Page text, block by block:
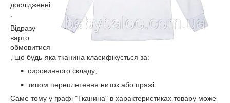
дослідженні
Відразу
варто
обмовитися
, що будь-яка тканина класифікується за:
сировинного складу;
типом переплетення ниток або пряжі.
Саме тому у графі "Тканина" в характеристиках товару може